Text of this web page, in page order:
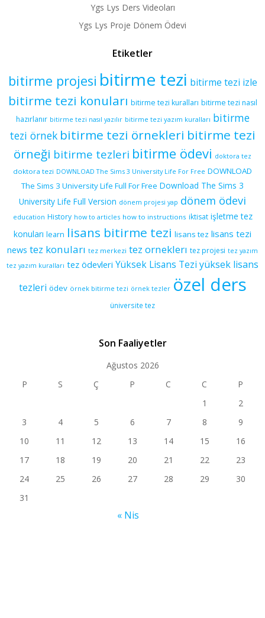
Ygs Lys Ders Videoları
Ygs Lys Proje Dönem Ödevi
Etiketler
bitirme projesi bitirme tezi bitirme tezi izle
bitirme tezi konuları bitirme tezi kuralları bitirme tezi nasıl
hazırlanır bitirme tezi nasıl yazılır bitirme tezi yazım kuralları bitirme
tezi örnek bitirme tezi örnekleri bitirme tezi
örneği bitirme tezleri bitirme ödevi doktora tez
doktora tezi DOWNLOAD The Sims 3 University Life For Free DOWNLOAD
The Sims 3 University Life Full For Free Download The Sims 3
University Life Full Version dönem projesi yap dönem ödevi
education History how to articles how to instructions iktisat işletme tez
konuları learn lisans bitirme tezi lisans tez lisans tezi
news tez konuları tez merkezi tez orneklerı tez projesi tez yazım
tez yazım kuralları tez ödevleri Yüksek Lisans Tezi yüksek lisans
tezleri ödev örnek bitirme tezi örnek tezler özel ders
üniversite tez
Son Faaliyetler
Ağustos 2026
P
S Ç P C C
P
1
2
3
4 5 6 7 8
9
10
11 12 13 14 15
16
17
18 19 20 21 22
23
24
25 26 27 28 29
30
31
« Nis